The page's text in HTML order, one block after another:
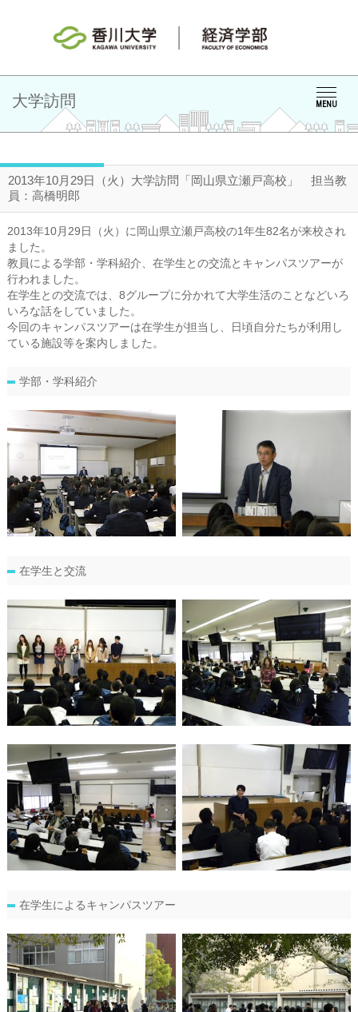
MENU
大学訪問
2013年10月29日（火）大学訪問「岡山県立瀬戸高校」 担当教
員：高橋明郎
2013年10月29日（火）に岡山県立瀬戸高校の1年生82名が来校され
ました。
教員による学部・学科紹介、在学生との交流とキャンパスツアーが
行われました。
在学生との交流では、8グループに分かれて大学生活のことなどいろ
いろな話をしていました。
今回のキャンパスツアーは在学生が担当し、日頃自分たちが利用し
ている施設等を案内しました。
学部・学科紹介
在学生と交流
在学生によるキャンパスツアー